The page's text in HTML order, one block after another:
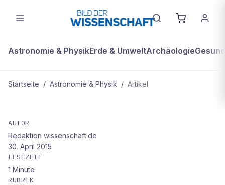
Astronomie & PhysikErde & UmweltArchäologie
Startseite / Astronomie & Physik / Artikel
Kosmisches Maul Eine
ungewöhnlich
AUTOR
Redaktion wissenschaft.de
30. April 2015
LESEZEIT
1 Minute
RUBRIK